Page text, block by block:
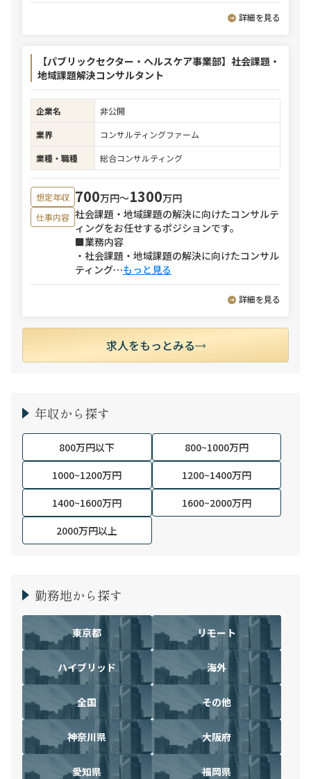
詳細を見る
【パブリックセクター・ヘルスケア事業部】社会課題・
地域課題解決コンサルタント
企業名
非公開
業界
コンサルティングファーム
業種・職種
総合コンサルティング
想定年収 700万円〜1300万円
仕事内容 社会課題・地域課題の解決に向けたコンサルテ
ィングをお任せするポジションです。
■業務内容
・社会課題・地域課題の解決に向けたコンサル
ティング⋯もっと見る
詳細を見る
求人をもっとみる
年収から探す
800万円以下
800~1000万円
1000~1200万円
1200~1400万円
1400~1600万円
1600~2000万円
2000万円以上
勤務地から探す
東京都 リモート
ハイブリッド 海外
全国 その他
神奈川県 大阪府
愛知県 福岡県